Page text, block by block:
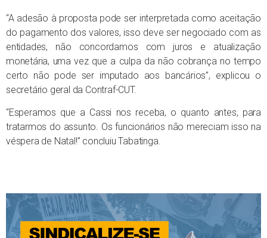
“A adesão à proposta pode ser interpretada como aceitação
do pagamento dos valores, isso deve ser negociado com as
entidades, não concordamos com juros e atualização
monetária, uma vez que a culpa da não cobrança no tempo
certo não pode ser imputado aos bancários”, explicou o
secretário geral da Contraf-CUT.
“Esperamos que a Cassi nos receba, o quanto antes, para
tratarmos do assunto. Os funcionários não mereciam isso na
véspera de Natal!” concluiu Tabatinga.